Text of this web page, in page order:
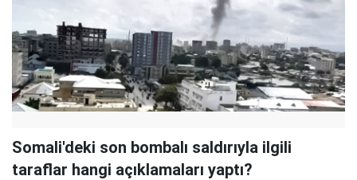
Somali'deki son bombalı saldırıyla ilgili
taraflar hangi açıklamaları yaptı?